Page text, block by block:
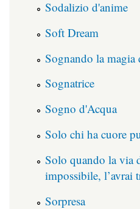
Sodalizio d'anime
Soft Dream
Sognando la magia
Sognatrice
Sogno d'Acqua
Solo chi ha cuore
Solo quando la via
impossibile, l’avrai
Sorpresa